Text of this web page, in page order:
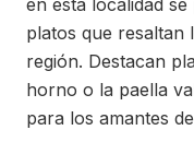
en esta localidad
platos que resaltan
región. Destacan
horno o la paella
para los amantes